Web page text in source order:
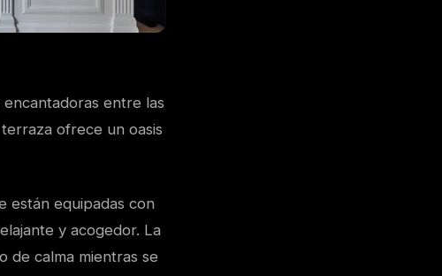
entre las
ofrece un oasis
están equipadas con
y acogedor. La
de calma mientras se